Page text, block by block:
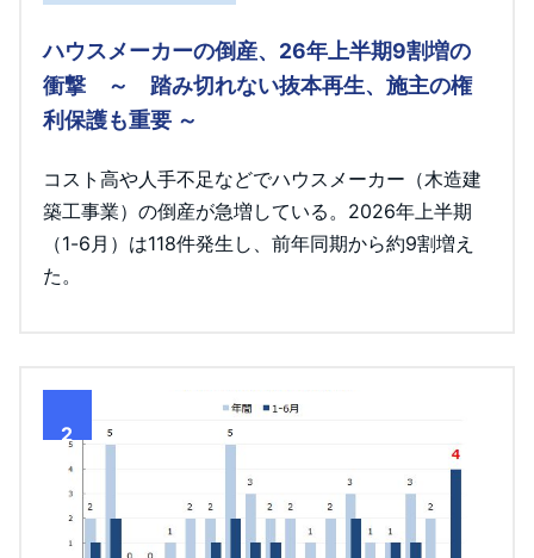
ハウスメーカーの倒産、26年上半期9割増の
衝撃 ～ 踏み切れない抜本再生、施主の権
利保護も重要 ～
コスト高や人手不足などでハウスメーカー（木造建
築工事業）の倒産が急増している。2026年上半期
（1-6月）は118件発生し、前年同期から約9割増え
た。
2